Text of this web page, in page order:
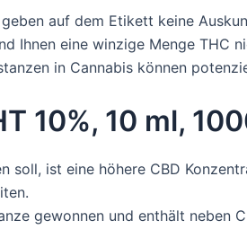
auf dem Etikett keine
Ihnen eine winzige Menge THC
in Cannabis können
10%, 10 ml,
soll, ist eine höhere CBD
gewonnen und enthält neben